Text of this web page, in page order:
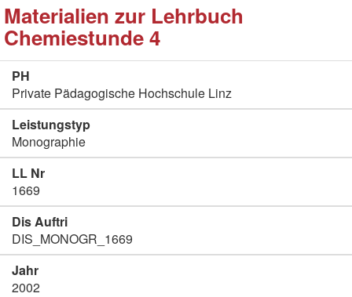
Materialien zur Lehrbuch
Chemiestunde 4
PH
Private Pädagogische Hochschule Linz
Leistungstyp
Monographie
LL Nr
1669
Dis Auftri
DIS_MONOGR_1669
Jahr
2002